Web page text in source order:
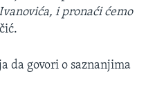
i pronaći ćemo
da govori o saznanjima